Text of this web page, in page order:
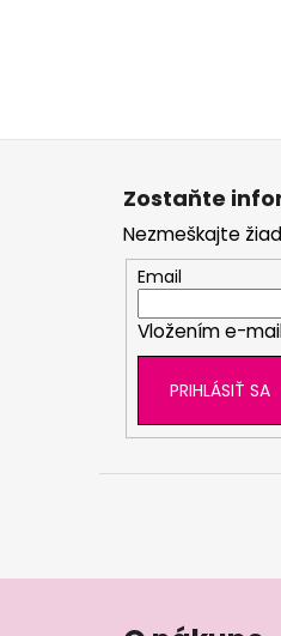
Zostaňte
Nezmeškajte
Email
Vložením e-
PRIHLÁSIŤ SA